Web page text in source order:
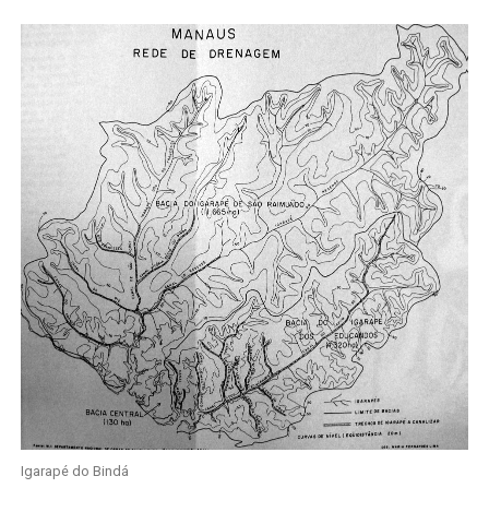
Igarapé do Bindá